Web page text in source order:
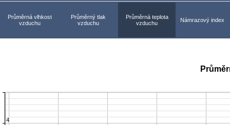
Průměrná vlhkost
vzduchu
Průměrný tlak
vzduchu
Průměrná teplota
vzduchu
Námrazový index
4